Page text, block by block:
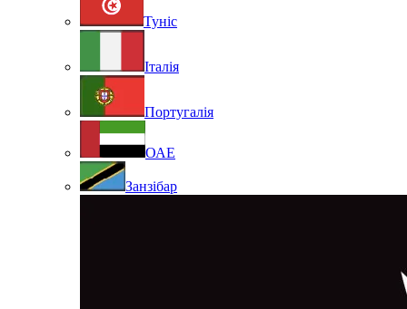
Туніс
Італія
Португалія
ОАЕ
Занзібар